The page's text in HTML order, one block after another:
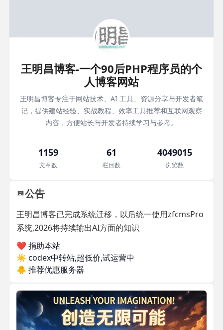
王明昌博客-一个90后PHP程序员的个
人博客网站
王明昌博客专注于网站技术、AI 工具、资源分享与开发者笔
记，提供建站经验、实战教程、效率工具推荐和互联网观察
内容，方便站长与开发者持续学习与参考。
1159
文章数
61
栏目数
4049015
浏览数
公告
王明昌博客已完成系统迁移，以后统一使用zfcmsPro
系统,2026将持续输出AI方面的知识
❤️ 捐助本站
☀️ codex中转站,超低价,试运营中
🐥 推荐优惠服务器